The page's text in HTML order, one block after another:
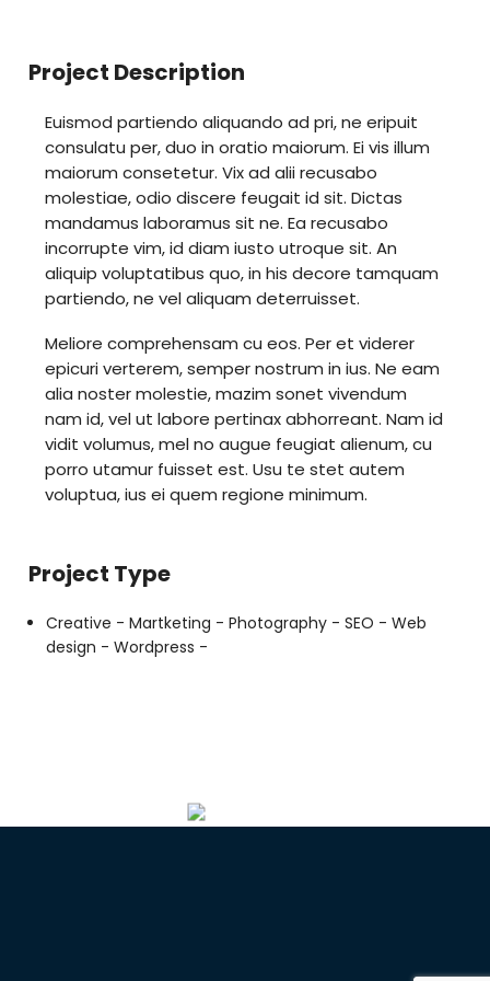
Project Description
Euismod partiendo aliquando ad pri, ne eripuit
consulatu per, duo in oratio maiorum. Ei vis illum
maiorum consetetur. Vix ad alii recusabo
molestiae, odio discere feugait id sit. Dictas
mandamus laboramus sit ne. Ea recusabo
incorrupte vim, id diam iusto utroque sit. An
aliquip voluptatibus quo, in his decore tamquam
partiendo, ne vel aliquam deterruisset.
Meliore comprehensam cu eos. Per et viderer
epicuri verterem, semper nostrum in ius. Ne eam
alia noster molestie, mazim sonet vivendum
nam id, vel ut labore pertinax abhorreant. Nam id
vidit volumus, mel no augue feugiat alienum, cu
porro utamur fuisset est. Usu te stet autem
voluptua, ius ei quem regione minimum.
Project Type
Creative - Martketing - Photography - SEO - Web
design - Wordpress -